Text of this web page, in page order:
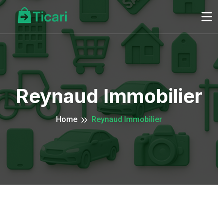
Reynaud Immobilier
Home Reynaud Immobilier